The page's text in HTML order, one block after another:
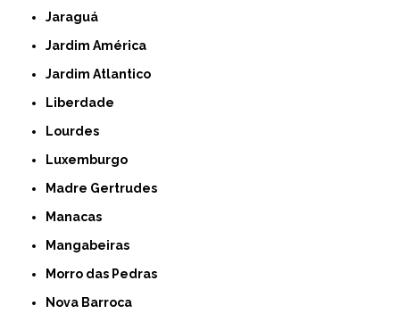
Jaraguá
Jardim América
Jardim Atlantico
Liberdade
Lourdes
Luxemburgo
Madre Gertrudes
Manacas
Mangabeiras
Morro das Pedras
Nova Barroca